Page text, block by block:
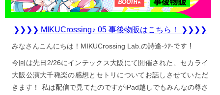
❯❯❯❯ MIKUCrossing♪ 05 事後物販はこちら！ ❯❯❯❯
みなさんこんにちは！MIKUCrossing Lab.の詩逢-ｼｱ-です！
今回は先日2/26にインテックス大阪にて開催された、セカライ
大阪公演大千穐楽の感想とセトリについてお話しさせていただ
きます！ 私は配信で見てたのですがiPad越しでもみんなの尊さ